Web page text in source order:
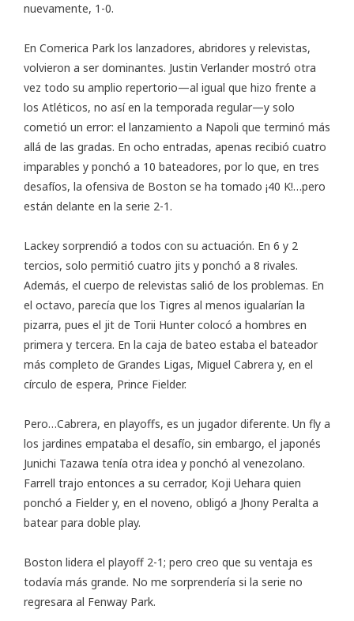
nuevamente, 1-0.
En Comerica Park los lanzadores, abridores y relevistas,
volvieron a ser dominantes. Justin Verlander mostró otra
vez todo su amplio repertorio—al igual que hizo frente a
los Atléticos, no así en la temporada regular—y solo
cometió un error: el lanzamiento a Napoli que terminó más
allá de las gradas. En ocho entradas, apenas recibió cuatro
imparables y ponchó a 10 bateadores, por lo que, en tres
desafíos, la ofensiva de Boston se ha tomado ¡40 K!…pero
están delante en la serie 2-1.
Lackey sorprendió a todos con su actuación. En 6 y 2
tercios, solo permitió cuatro jits y ponchó a 8 rivales.
Además, el cuerpo de relevistas salió de los problemas. En
el octavo, parecía que los Tigres al menos igualarían la
pizarra, pues el jit de Torii Hunter colocó a hombres en
primera y tercera. En la caja de bateo estaba el bateador
más completo de Grandes Ligas, Miguel Cabrera y, en el
círculo de espera, Prince Fielder.
Pero…Cabrera, en playoffs, es un jugador diferente. Un fly a
los jardines empataba el desafío, sin embargo, el japonés
Junichi Tazawa tenía otra idea y ponchó al venezolano.
Farrell trajo entonces a su cerrador, Koji Uehara quien
ponchó a Fielder y, en el noveno, obligó a Jhony Peralta a
batear para doble play.
Boston lidera el playoff 2-1; pero creo que su ventaja es
todavía más grande. No me sorprendería si la serie no
regresara al Fenway Park.